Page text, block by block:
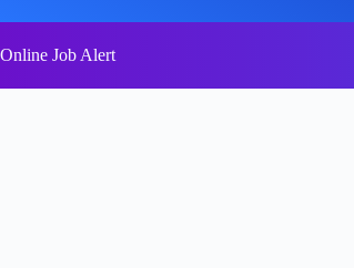
to
content
Online Job Alert